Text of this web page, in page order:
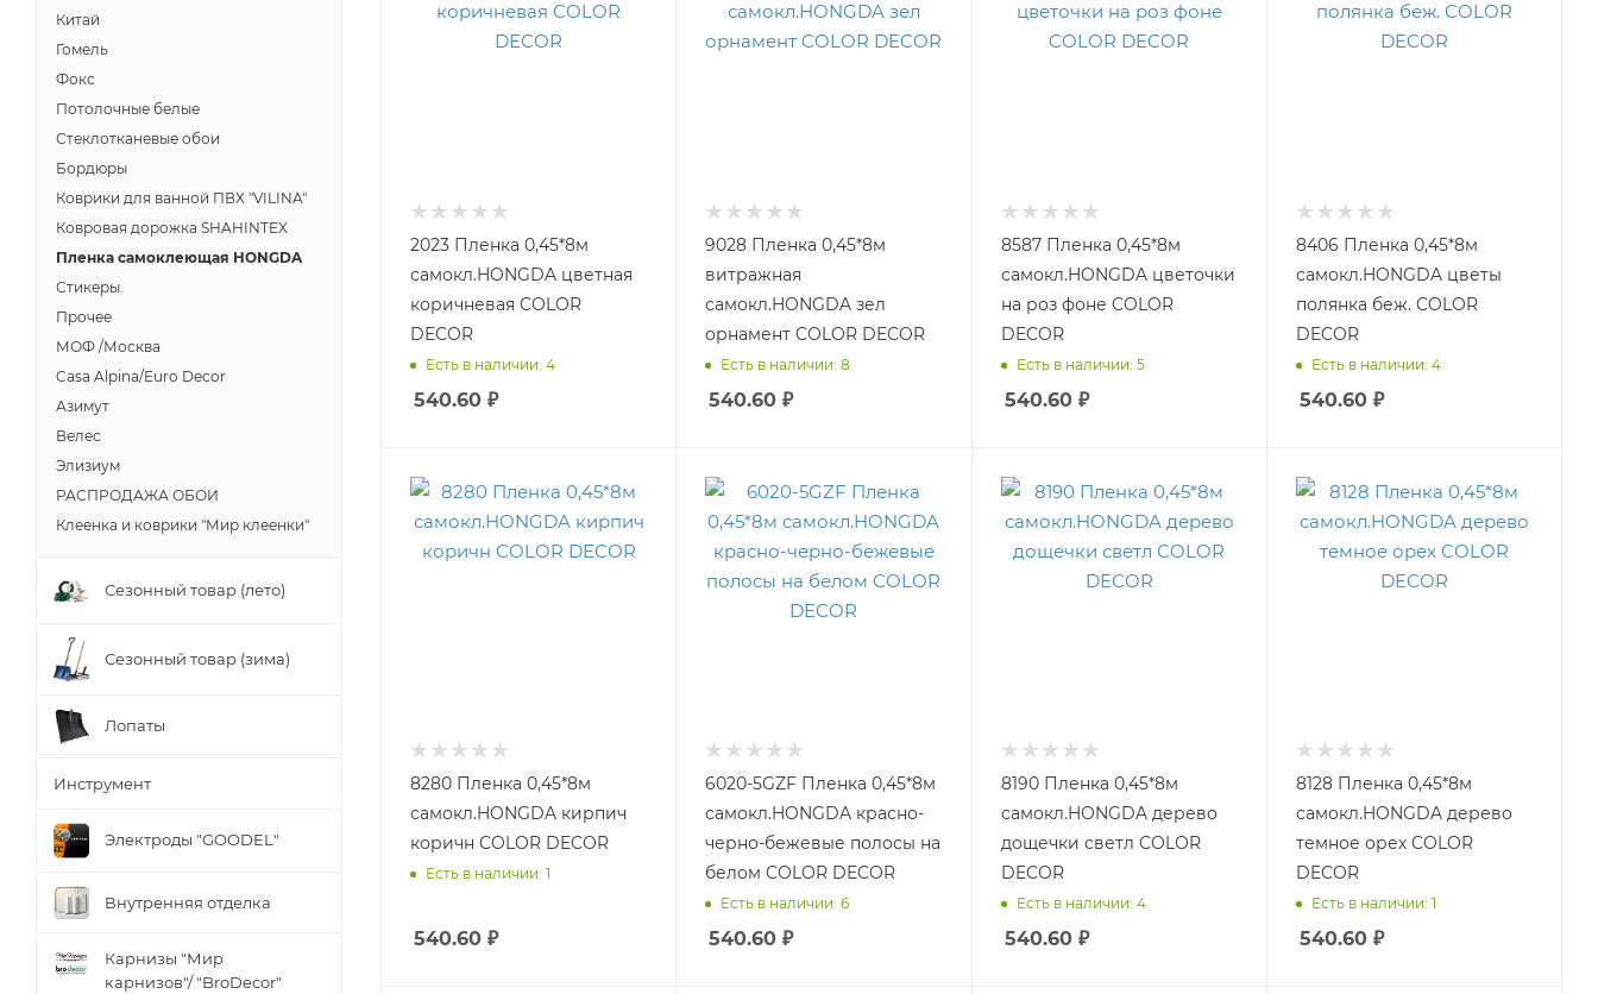
2023 Пленка 0,45*8м
самокл.HONGDA цветная
коричневая COLOR
DECOR
Есть в наличии: 4
540.60 ₽
9028 Пленка 0,45*8м
витражная
самокл.HONGDA зел
орнамент COLOR DECOR
Есть в наличии: 8
540.60 ₽
8587 Пленка 0,45*8м
самокл.HONGDA цветочки
на роз фоне COLOR
DECOR
Есть в наличии: 5
540.60₽
8406 Пленка 0,45*8м
самокл.HONGDA цветы
полянка беж. COLOR
DECOR
Есть в наличии: 4
540.60₽
8280 Пленка 0,45*8м
самокл.HONGDA кирпич
коричн COLOR DECOR
Есть в наличии: 1
540.60 ₽
6020-5GZF Пленка 0,45*8м
самокл.HONGDA красно-
черно-бежевые полосы на
белом COLOR DECOR
Есть в наличии: 6
540.60 ₽
8190 Пленка 0,45*8м
самокл.HONGDA дерево
дощечки светл COLOR
DECOR
Есть в наличии: 4
540.60₽
8128 Пленка 0,45*8м
самокл.HONGDA дерево
темное орех COLOR
DECOR
Есть в наличии: 1
540.60₽
Китай
Гомель
Фокс
Потолочные белые
Стеклотканевые обои
Бордюры
Коврики для ванной ПВХ "VILINA"
Ковровая дорожка SHAHINTEX
Пленка самоклеющая HONGDA
Стикеры.
Прочее
МОФ /Москва
Casa Alpina/Euro Decor
Азимут
Велес
Элизиум
РАСПРОДАЖА ОБОИ
Клеенка и коврики "Мир клеенки"
Сезонный товар (лето)
Сезонный товар (зима)
Лопаты
Инструмент
Электроды "GOODEL"
Внутренняя отделка
Карнизы "Мир
карнизов"/ "BroDecor"